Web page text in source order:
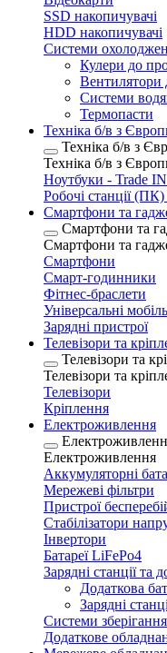
SSD накопичувачі
HDD накопичувачі
Системи
Кулери до
Вентилятори
Системи
Термопасти
Техніка б/в з
Техніка б/в з
Техніка б/в з
Ноутбуки - Trade IN
Робочі станції
Смартфони та
Смартфони та
Смартфони та
Смартфони
Смарт-годинники
Фітнес-браслети
Універсальні
Зарядні пристрої
Телевізори та
Телевізори та
Телевізори та
Телевізори
Кріплення
Електроживлення
Електроживлення
Аккумуляторні
Мережеві фільтри
Пристрої
Стабілізатори
Інвертори
Батареї LiFePo4
Зарядні станції та
Додаткова
Зарядні
Системи зберігання
Додаткове